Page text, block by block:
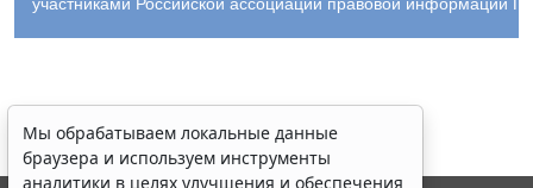
Мы обрабатываем локальные данные
браузера и используем инструменты
аналитики в целях улучшения и обеспечения